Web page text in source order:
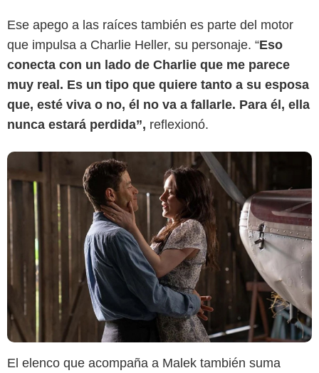
Ese apego a las raíces también es parte del motor
que impulsa a Charlie Heller, su personaje. “Eso
conecta con un lado de Charlie que me parece
muy real. Es un tipo que quiere tanto a su esposa
que, esté viva o no, él no va a fallarle. Para él, ella
nunca estará perdida”, reflexionó.
El elenco que acompaña a Malek también suma